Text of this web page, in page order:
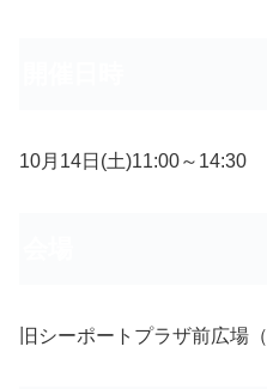
10月14日(土)11:00～14:30
旧シーポートプラザ前広場（